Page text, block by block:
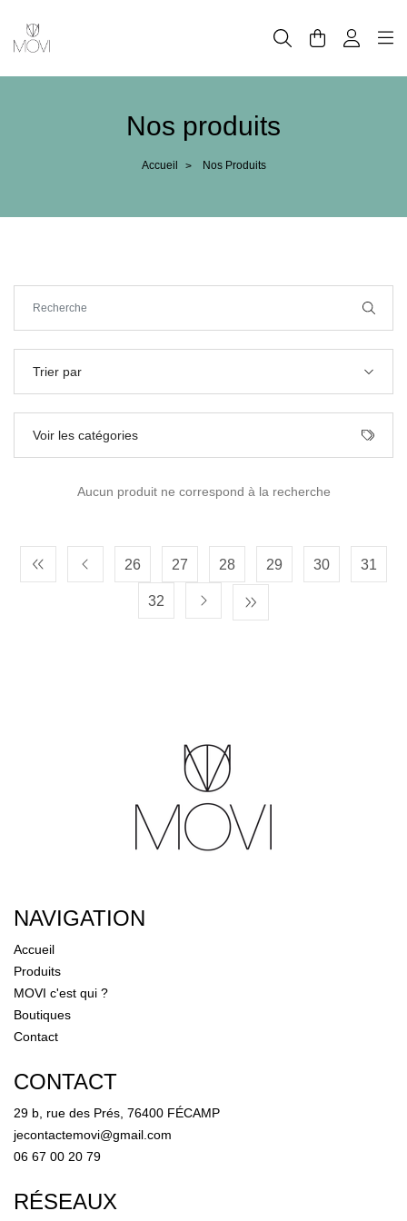
Nos produits
Accueil > Nos Produits
Trier par
Voir les catégories
Aucun produit ne correspond à la recherche
26 27 28 29 30 31
32
NAVIGATION
Accueil
Produits
MOVI c'est qui ?
Boutiques
Contact
CONTACT
29 b, rue des Prés, 76400 FÉCAMP
jecontactemovi@gmail.com
06 67 00 20 79
RÉSEAUX